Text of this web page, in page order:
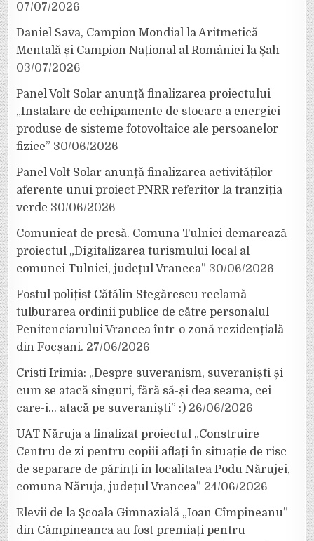
07/07/2026
Daniel Sava, Campion Mondial la Aritmetică
Mentală și Campion Național al României la Șah
03/07/2026
Panel Volt Solar anunță finalizarea proiectului
„Instalare de echipamente de stocare a energiei
produse de sisteme fotovoltaice ale persoanelor
fizice” 30/06/2026
Panel Volt Solar anunță finalizarea activităților
aferente unui proiect PNRR referitor la tranziția
verde 30/06/2026
Comunicat de presă. Comuna Tulnici demarează
proiectul „Digitalizarea turismului local al
comunei Tulnici, județul Vrancea” 30/06/2026
Fostul polițist Cătălin Stegărescu reclamă
tulburarea ordinii publice de către personalul
Penitenciarului Vrancea într-o zonă rezidențială
din Focșani. 27/06/2026
Cristi Irimia: „Despre suveranism, suveraniști și
cum se atacă singuri, fără să-și dea seama, cei
care-i… atacă pe suveraniști” :) 26/06/2026
UAT Năruja a finalizat proiectul „Construire
Centru de zi pentru copiii aflați în situație de risc
de separare de părinți în localitatea Podu Nărujei,
comuna Năruja, județul Vrancea” 24/06/2026
Elevii de la Școala Gimnazială „Ioan Cîmpineanu”
din Câmpineanca au fost premiați pentru